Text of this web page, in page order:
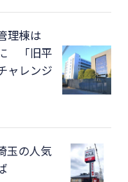
理棟は
「旧平
ャレンジ
玉の人気